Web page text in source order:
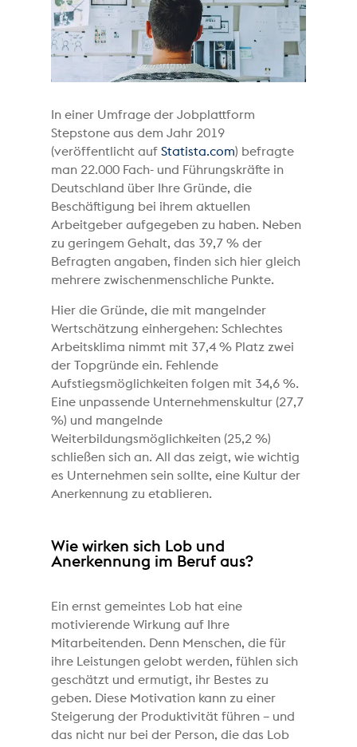
In einer Umfrage der Jobplattform
Stepstone aus dem Jahr 2019
(veröffentlicht aufStatista.com) befragte
man 22.000 Fach- und Führungskräfte in
Deutschland über Ihre Gründe, die
Beschäftigung bei ihrem aktuellen
Arbeitgeber aufgegeben zu haben. Neben
zu geringem Gehalt, das 39,7 % der
Befragten angaben, finden sich hier gleich
mehrere zwischenmenschliche Punkte.
Hier die Gründe, die mit mangelnder
Wertschätzung einhergehen: Schlechtes
Arbeitsklima nimmt mit 37,4 % Platz zwei
der Topgründe ein. Fehlende
Aufstiegsmöglichkeiten folgen mit 34,6 %.
Eine unpassende Unternehmenskultur (27,7
%) und mangelnde
Weiterbildungsmöglichkeiten (25,2 %)
schließen sich an. All das zeigt, wie wichtig
es Unternehmen sein sollte, eine Kultur der
Anerkennung zu etablieren.
Wie wirken sich Lob und
Anerkennung im Beruf aus?
Ein ernst gemeintes Lob hat eine
motivierende Wirkung auf Ihre
Mitarbeitenden. Denn Menschen, die für
ihre Leistungen gelobt werden, fühlen sich
geschätzt und ermutigt, ihr Bestes zu
geben. Diese Motivation kann zu einer
Steigerung der Produktivität führen – und
das nicht nur bei der Person, die das Lob